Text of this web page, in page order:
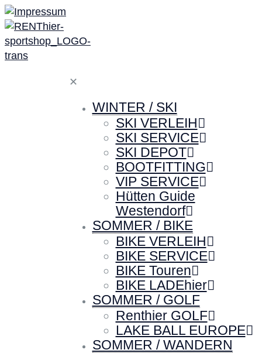
✕
WINTER / SKI
SKI VERLEIH
SKI SERVICE
SKI DEPOT
BOOTFITTING
VIP SERVICE
Hütten Guide
Westendorf
SOMMER / BIKE
BIKE VERLEIH
BIKE SERVICE
BIKE Touren
BIKE LADEhier
SOMMER / GOLF
Renthier GOLF
LAKE BALL EUROPE
SOMMER / WANDERN